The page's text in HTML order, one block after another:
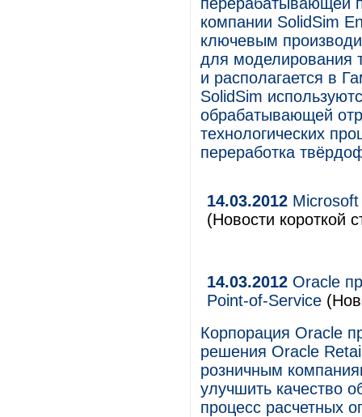
компании SolidSim
ключевым
для моделирования
и располагается в
SolidSim
обрабатывающей
технологических
переработка
14.03.2012 Microsoft
(Новости короткой
14.03.2012 Oracle
Point-of-Service
Корпорация Oracle
решения Oracle
розничным
улучшить качество
процесс расчетных